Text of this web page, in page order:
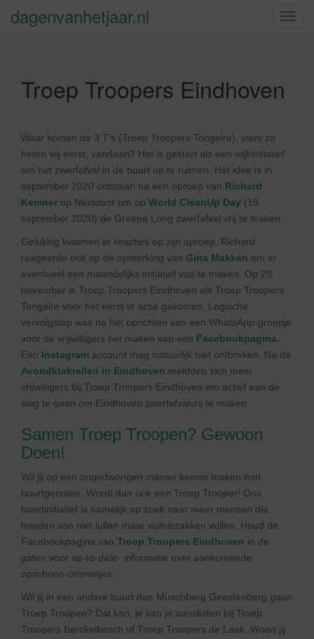
S
dagenvanhetjaar.nl
Troep Troopers Eindhoven
Waar komen de 3 T’s (Troep Troopers Tongelre), want zo
heten wij eerst, vandaan? Het is gestart als een wijkinitiatief
om het zwerfafval in de buurt op te ruimen. Het idee is in
september 2020 ontstaan na een oproep van Richard
Kemner op Nextdoor om op World CleanUp Day (19
september 2020) de Groene Long zwerfafval vrij te maken.
Gelukkig kwamen er reacties op zijn oproep. Richard
reageerde ook op de opmerking van Gina Makken om er
eventueel een maandelijks initiatief van te maken. Op 28
november is Troep Troopers Eindhoven als Troep Troopers
Tongelre voor het eerst in actie gekomen. Logische
vervolgstap was na het oprichten van een WhatsApp-groepje
voor de vrijwilligers het maken van een Facebookpagina.
Een Instagram account mag natuurlijk niet ontbreken. Na de
Avondklokrellen in Eindhoven meldden zich meer
vrijwilligers bij Troep Troopers Eindhoven om actief aan de
slag te gaan om Eindhoven zwerfafvalvrij te maken.
Samen Troep Troopen? Gewoon
Doen!
Wil jij op een ongedwongen manier kennis maken met
buurtgenoten. Wordt dan ook een Troep Trooper! Ons
buurtinitiatief is namelijk op zoek naar meer mensen die
houden van niet lullen maar vuilniszakken vullen. Houd de
Facebookpagina van Troep Troopers Eindhoven in de
gaten voor up-to-date- informatie over aankomende
opschoon-ommetjes.
Wil jij in een andere buurt dan Muschberg Geestenberg gaan
Troep Troopen? Dat kan, je kan je aansluiten bij Troep
Troopers Berckelbosch of Troep Troopers de Laak. Woon jij